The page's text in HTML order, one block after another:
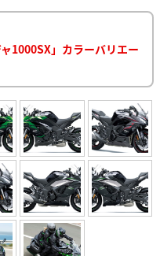
1000SX」カラーバリエー